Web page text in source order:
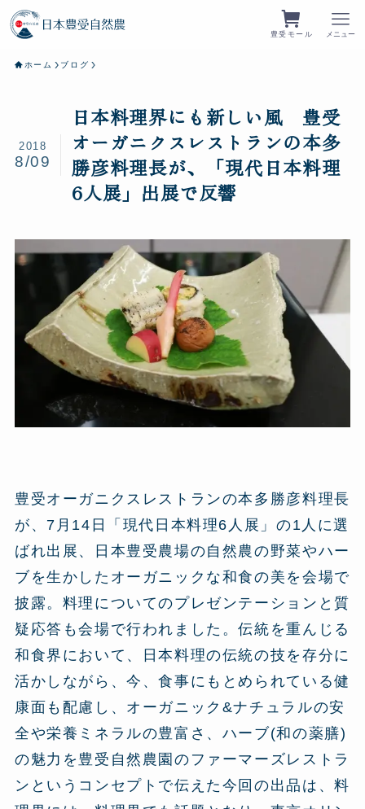
豊受モール メニュー
ホーム ブログ
日本料理界にも新しい風 豊受
オーガニクスレストランの本多
勝彦料理長が、「現代日本料理
6人展」出展で反響
2018
8/09
豊受オーガニクスレストランの本多勝彦料理長
が、7月14日「現代日本料理6人展」の1人に選
ばれ出展、日本豊受農場の自然農の野菜やハー
ブを生かしたオーガニックな和食の美を会場で
披露。料理についてのプレゼンテーションと質
疑応答も会場で行われました。伝統を重んじる
和食界において、日本料理の伝統の技を存分に
活かしながら、今、食事にもとめられている健
康面も配慮し、オーガニック&ナチュラルの安
全や栄養ミネラルの豊富さ、ハーブ(和の薬膳)
の魅力を豊受自然農園のファーマーズレストラ
ンというコンセプトで伝えた今回の出品は、料